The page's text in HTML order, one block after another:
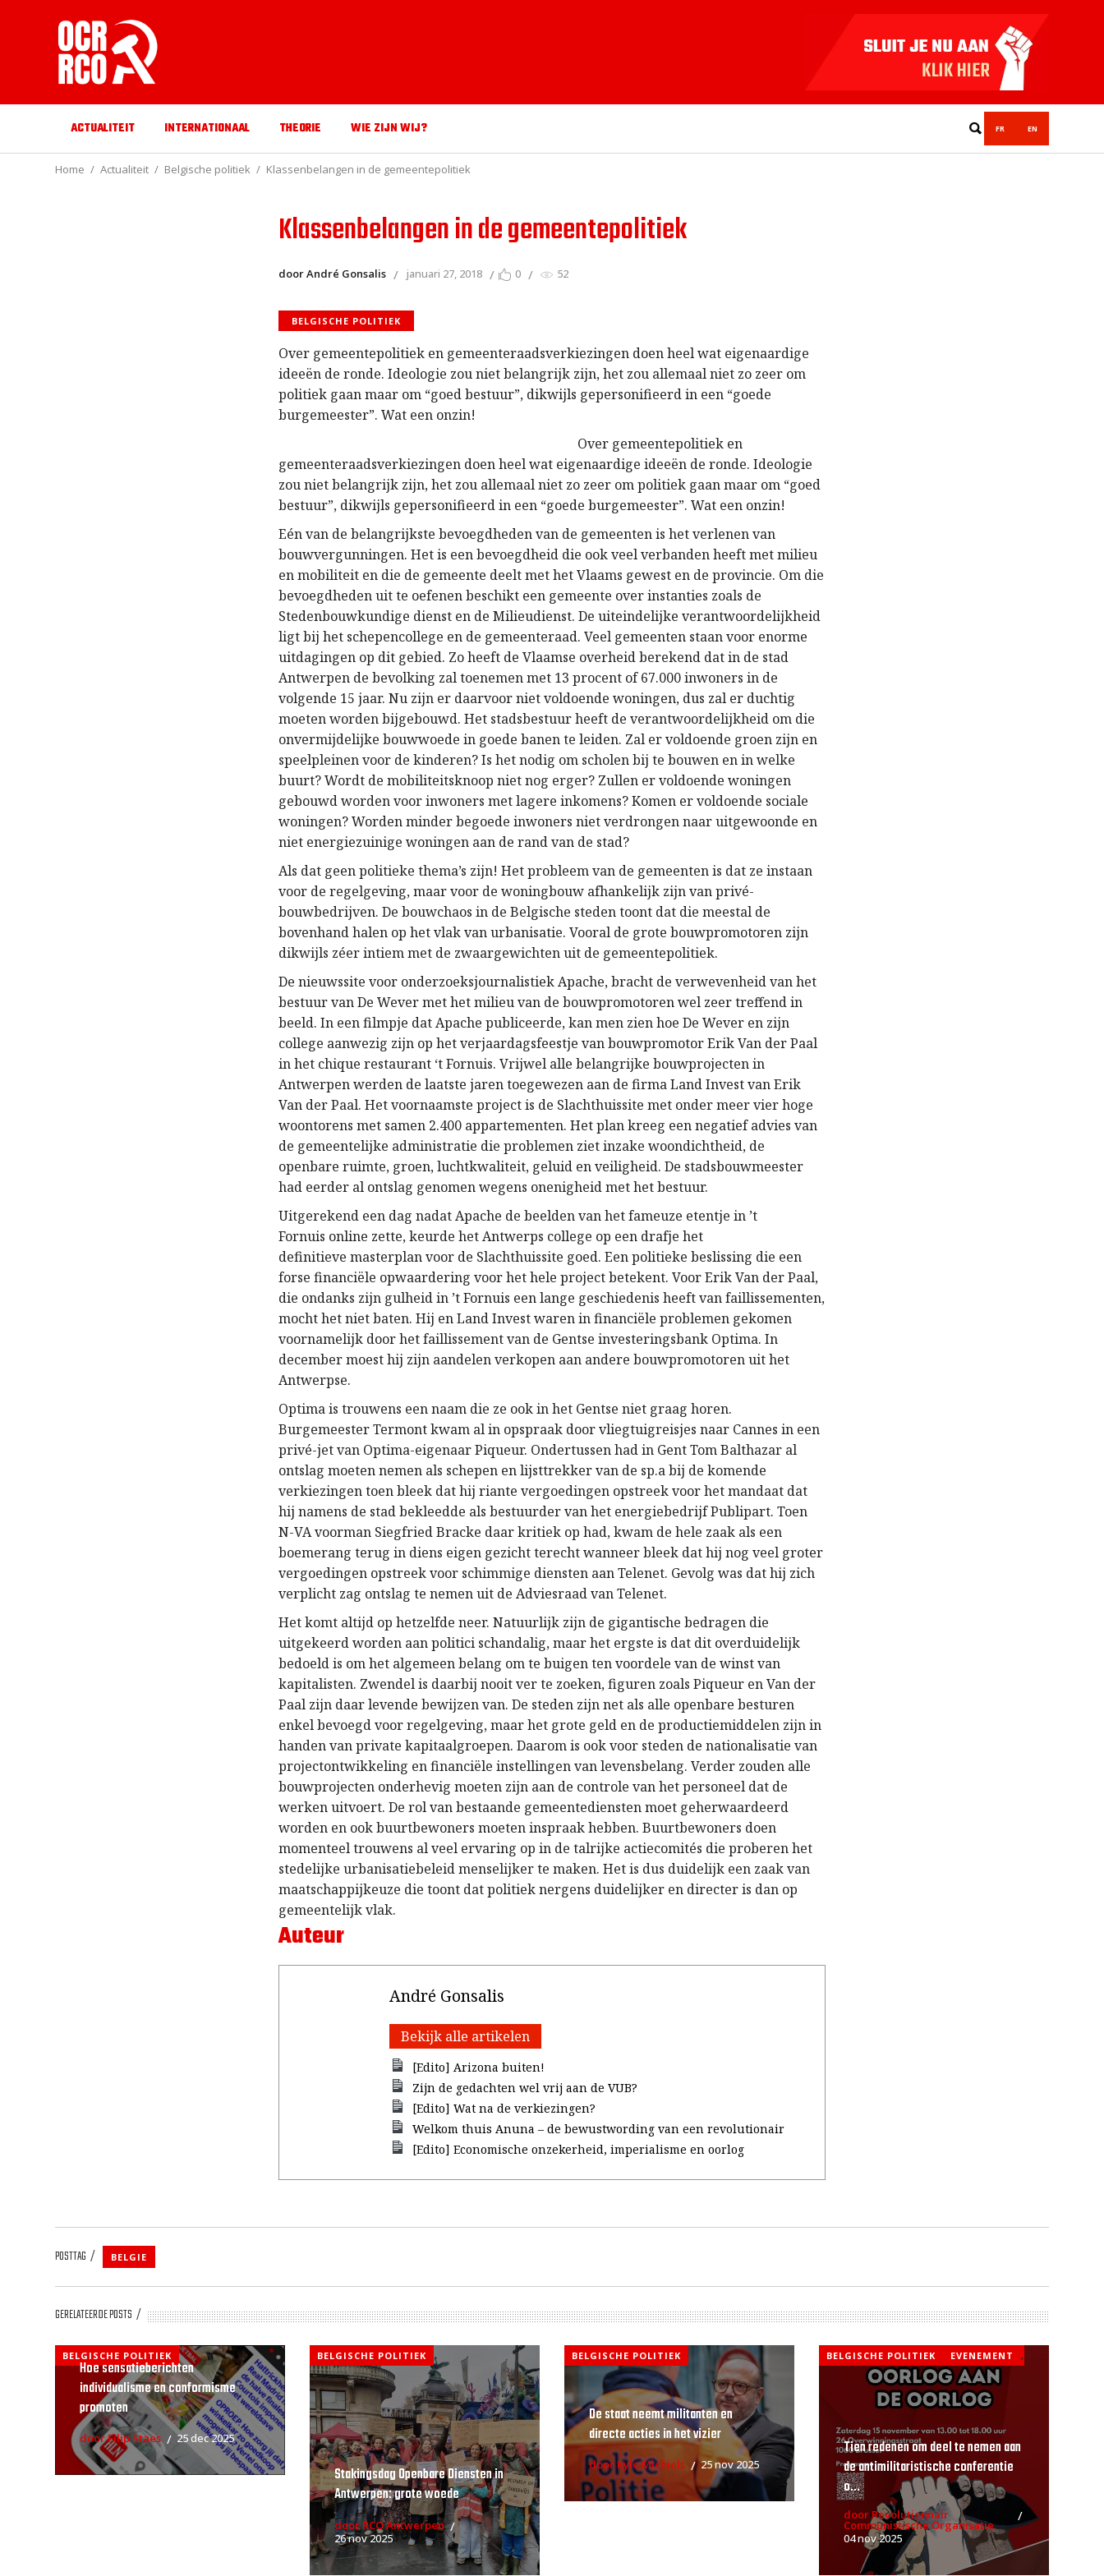
ACTUALITEIT INTERNATIONAAL THEORIE WIE ZIJN WIJ? FR EN
Home Actualiteit Belgische politiek Klassenbelangen in de gemeentepolitiek
Klassenbelangen in de gemeentepolitiek
door André Gonsalis januari 27, 2018 0 52
BELGISCHE POLITIEK
Over gemeentepolitiek en gemeenteraadsverkiezingen doen heel wat eigenaardige
ideeën de ronde. Ideologie zou niet belangrijk zijn, het zou allemaal niet zo zeer om
politiek gaan maar om “goed bestuur”, dikwijls gepersonifieerd in een “goede
burgemeester”. Wat een onzin!
Over gemeentepolitiek en
gemeenteraadsverkiezingen doen heel wat eigenaardige ideeën de ronde. Ideologie
zou niet belangrijk zijn, het zou allemaal niet zo zeer om politiek gaan maar om “goed
bestuur”, dikwijls gepersonifieerd in een “goede burgemeester”. Wat een onzin!
Eén van de belangrijkste bevoegdheden van de gemeenten is het verlenen van
bouwvergunningen. Het is een bevoegdheid die ook veel verbanden heeft met milieu
en mobiliteit en die de gemeente deelt met het Vlaams gewest en de provincie. Om die
bevoegdheden uit te oefenen beschikt een gemeente over instanties zoals de
Stedenbouwkundige dienst en de Milieudienst. De uiteindelijke verantwoordelijkheid
ligt bij het schepencollege en de gemeenteraad. Veel gemeenten staan voor enorme
uitdagingen op dit gebied. Zo heeft de Vlaamse overheid berekend dat in de stad
Antwerpen de bevolking zal toenemen met 13 procent of 67.000 inwoners in de
volgende 15 jaar. Nu zijn er daarvoor niet voldoende woningen, dus zal er duchtig
moeten worden bijgebouwd. Het stadsbestuur heeft de verantwoordelijkheid om die
onvermijdelijke bouwwoede in goede banen te leiden. Zal er voldoende groen zijn en
speelpleinen voor de kinderen? Is het nodig om scholen bij te bouwen en in welke
buurt? Wordt de mobiliteitsknoop niet nog erger? Zullen er voldoende woningen
gebouwd worden voor inwoners met lagere inkomens? Komen er voldoende sociale
woningen? Worden minder begoede inwoners niet verdrongen naar uitgewoonde en
niet energiezuinige woningen aan de rand van de stad?
Als dat geen politieke thema’s zijn! Het probleem van de gemeenten is dat ze instaan
voor de regelgeving, maar voor de woningbouw afhankelijk zijn van privé-
bouwbedrijven. De bouwchaos in de Belgische steden toont dat die meestal de
bovenhand halen op het vlak van urbanisatie. Vooral de grote bouwpromotoren zijn
dikwijls zéer intiem met de zwaargewichten uit de gemeentepolitiek.
De nieuwssite voor onderzoeksjournalistiek Apache, bracht de verwevenheid van het
bestuur van De Wever met het milieu van de bouwpromotoren wel zeer treffend in
beeld. In een filmpje dat Apache publiceerde, kan men zien hoe De Wever en zijn
college aanwezig zijn op het verjaardagsfeestje van bouwpromotor Erik Van der Paal
in het chique restaurant ‘t Fornuis. Vrijwel alle belangrijke bouwprojecten in
Antwerpen werden de laatste jaren toegewezen aan de firma Land Invest van Erik
Van der Paal. Het voornaamste project is de Slachthuissite met onder meer vier hoge
woontorens met samen 2.400 appartementen. Het plan kreeg een negatief advies van
de gemeentelijke administratie die problemen ziet inzake woondichtheid, de
openbare ruimte, groen, luchtkwaliteit, geluid en veiligheid. De stadsbouwmeester
had eerder al ontslag genomen wegens onenigheid met het bestuur.
Uitgerekend een dag nadat Apache de beelden van het fameuze etentje in ’t
Fornuis online zette, keurde het Antwerps college op een drafje het
definitieve masterplan voor de Slachthuissite goed. Een politieke beslissing die een
forse financiële opwaardering voor het hele projectbetekent. Voor Erik Van der Paal,
die ondanks zijn gulheid in ’t Fornuis een lange geschiedenis heeft van faillissementen,
mocht het niet baten. Hij en Land Invest waren in financiële problemen gekomen
voornamelijk door het faillissement van de Gentse investeringsbank Optima. In
december moest hij zijn aandelen verkopen aan andere bouwpromotoren uit het
Antwerpse.
Optima is trouwens een naam die ze ook in het Gentse niet graag horen.
Burgemeester Termont kwam al in opspraak door vliegtuigreisjesnaar Cannesin een
privé-jet van Optima-eigenaar Piqueur. Ondertussen had in Gent Tom Balthazar al
ontslag moeten nemen als schepen en lijsttrekker van de sp.a bij de komende
verkiezingen toen bleek dat hij riante vergoedingen opstreek voor het mandaat dat
hij namens de stad bekleedde als bestuurder van het energiebedrijf Publipart. Toen
N-VA voorman Siegfried Bracke daar kritiek op had, kwam de hele zaak als een
boemerang terug in diens eigen gezicht terecht wanneer bleek dat hij nog veel groter
vergoedingen opstreek voor schimmige diensten aan Telenet. Gevolg was dat hij zich
verplicht zag ontslag te nemen uit de Adviesraad van Telenet.
Het komt altijd op hetzelfde neer. Natuurlijk zijn de gigantische bedragen die
uitgekeerd worden aan politici schandalig, maar het ergste is dat dit overduidelijk
bedoeld is om het algemeen belang om te buigen ten voordele van de winst van
kapitalisten. Zwendel is daarbij nooit ver te zoeken, figuren zoals Piqueur en Van der
Paal zijn daar levende bewijzen van. De steden zijn net als alle openbare besturen
enkel bevoegd voor regelgeving, maar het grote geld en de productiemiddelen zijn in
handen van private kapitaalgroepen. Daarom is ook voor steden de nationalisatie van
projectontwikkeling en financiële instellingen van levensbelang. Verder zouden alle
bouwprojecten onderhevig moeten zijn aan de controle van het personeel dat de
werken uitvoert. De rol van bestaande gemeentediensten moet geherwaardeerd
worden en ook buurtbewoners moeten inspraak hebben. Buurtbewoners doen
momenteel trouwens al veel ervaring op in de talrijke actiecomités die proberen het
stedelijke urbanisatiebeleid menselijker te maken. Het is dus duidelijk een zaak van
maatschappijkeuze die toont dat politiek nergens duidelijker en directer is dan op
gemeentelijk vlak.
Auteur
André Gonsalis
Bekijk alle artikelen
[Edito] Arizona buiten!
Zijn de gedachten wel vrij aan de VUB?
[Edito] Wat na de verkiezingen?
Welkom thuis Anuna – de bewustwording van een revolutionair
[Edito] Economische onzekerheid, imperialisme en oorlog
POSTTAG BELGIE
GERELATEERDE POSTS
BELGISCHE POLITIEK
Hoe sensatieberichten
individualisme en conformisme
promoten
door Filip Staes 25 dec 2025
BELGISCHE POLITIEK
Stakingsdag Openbare Diensten in
Antwerpen: grote woede
door RCO Antwerpen
26 nov 2025
BELGISCHE POLITIEK
De staat neemt militanten en
directe acties in het vizier
door Kyle Michiels 25 nov 2025
BELGISCHE POLITIEK ,
EVENEMENT
Tien redenen om deel te nemen aan
de antimilitaristische conferentie
o...
door Revolutionnair
Communistische Organisatie
04 nov 2025